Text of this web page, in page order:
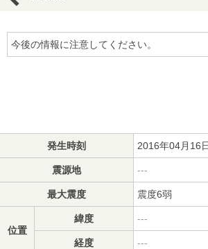
今後の情報に注意してください。
発生時刻 2016年04月16
震源地 ---
最大震度 震度6弱
位置
緯度 ---
経度 ---